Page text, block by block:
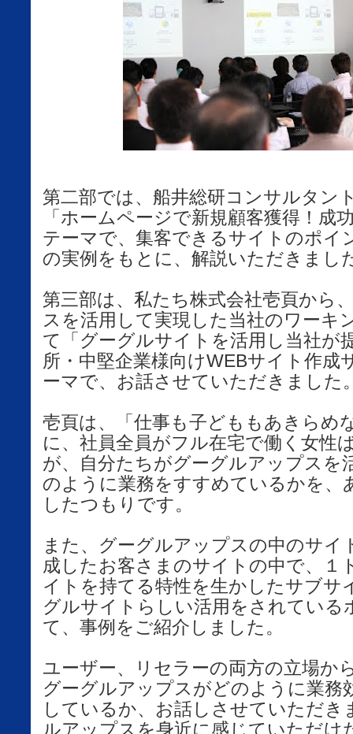
第二部では、船井総研コンサルタン
「ホームページで新規顧客獲得！成
テーマで、集客できるサイトのポイ
の実例をもとに、解説いただきまし
第三部は、私たち株式会社壱頁から
スを活用して実現した当社のワーキ
て「グーグルサイトを活用し当社が
所・中堅企業様向けWEBサイト作成
ーマで、お話させていただきました
壱頁は、「仕事も子どももあきらめ
に、社員全員がフル在宅で働く女性
が、自分たちがグーグルアップスを
のように業務をすすめているかを、
したつもりです。
また、グーグルアップスの中のサイ
成したお客さまのサイトの中で、１
イトを持てる特性を生かしたサブサ
グルサイトらしい活用をされている
て、事例をご紹介しました。
ユーザー、リセラーの両方の立場か
グーグルアップスがどのように業務
しているか、お話しさせていただき
ルアップスを身近に感じていただけ